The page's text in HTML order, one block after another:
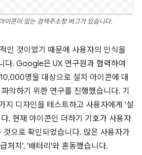
이콘이 있는 검색주소창 버그가 있습니다.
인 것이었기 때문에 사용자의 인식을
다. Google은 UX 연구원과 협력하여
명을 대상으로 설치 아이콘에 대
악하기 위한 연구를 진행했습니다. 기
지 디자인을 테스트하고 사용자에게 '설
. 현재 아이콘인 더하기 기호가 사용자
것으로 확인되었습니다. 많은 사용자가
처치', '배터리'와 혼동했습니다.